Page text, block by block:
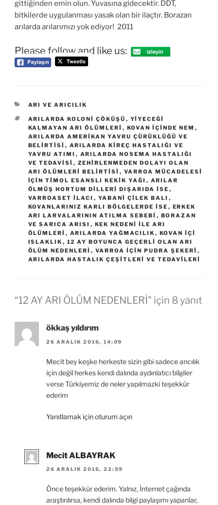
gittiğinden emin olun. Yuvasına gidecektir. DDT,
bitkilerde uygulanması yasak olan bir ilaçtır. Borazan
arılarda arılarımızı yok ediyor! 2011
Please follow and like us:
KATEGORILER
ARI VE ARICILIK
ETIKETLER
ARILARDA KOLONI ÇÖKÜŞÜ , YIYECEĞI
KALMAYAN ARI ÖLÜMLERI , KOVAN IÇINDE NEM ,
ARILARDA AMERIKAN YAVRU ÇÜRÜKLÜĞÜ VE
BELIRTISI , ARILARDA KIREÇ HASTALIĞI VE
YAVRU ATIMI , ARILARDA NOSEMA HASTALIĞI
VE TEDAVISI , ZEHIRLENMEDEN DOLAYI OLAN
ARI ÖLÜMLERI BELIRTISI , VARROA MÜCADELESI
IÇIN TIMOL ESANSLI KEKIK YAĞI , ARILAR
ÖLMÜŞ HORTUM DILLERI DIŞARIDA ISE ,
VARROASET ILACI , YABANI ÇILEK BALI ,
KOVANLARINIZ KARLI BÖLGELERDE ISE , ERKEK
ARI LARVALARININ ATILMA SEBEBI , BORAZAN
VE SARICA ARISI , KEK NEDENI İLE ARI
ÖLÜMLERI , ARILARDA YAĞMACILIK , KOVAN IÇI
ISLAKLIK , 12 AY BOYUNCA GEÇERLİ OLAN ARI
ÖLÜM NEDENLERİ , VARROA IÇIN PUDRA ŞEKERI ,
ARILARDA HASTALIK ÇEŞİTLERİ VE TEDAVİLERİ
“12 AY ARI ÖLÜM NEDENLERİ” için 8 yanıt
ökkaş yıldırım
26 ARALIK 2016, 14:09
Mecit bey keşke herkeste sizin gibi sadece arıcılık
için değil herkes kendi dalında aydınlatıcı bilgiler
verse Türkiyemiz de neler yapılmazki teşekkür
ederim
Yanıtlamak için oturum açın
Mecit ALBAYRAK
26 ARALIK 2016, 22:59
Önce teşekkür ederim. Yalnız, İnternet çağında
araştırılırsa, kendi dalında bilgi paylaşımı yapanlar,